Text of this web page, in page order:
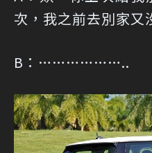
次，我之前去別家又
B：………………..